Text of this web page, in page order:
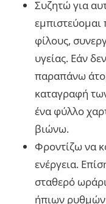
Συζητώ για
εμπιστεύομαι
φίλους,
υγείας. Εάν
παραπάνω
καταγραφή
ένα φύλλο
βιώνω.
Φροντίζω να
ενέργεια.
σταθερό
ήπιων